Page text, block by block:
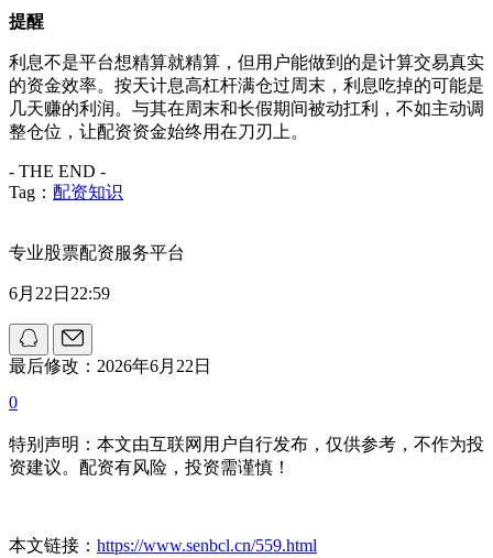
提醒
利息不是平台想精算就精算，但用户能做到的是计算交易真实
的资金效率。按天计息高杠杆满仓过周末，利息吃掉的可能是
几天赚的利润。与其在周末和长假期间被动扛利，不如主动调
整仓位，让配资资金始终用在刀刃上。
- THE END -
Tag： 配资知识
专业股票配资服务平台
6月22日22:59
最后修改：2026年6月22日
0
特别声明：本文由互联网用户自行发布，仅供参考，不作为投
资建议。配资有风险，投资需谨慎！
本文链接： https://www.senbcl.cn/559.html